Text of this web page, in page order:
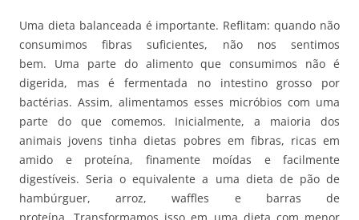
Uma dieta balanceada é importante. Reflitam: quando não
consumimos fibras suficientes, não nos sentimos
bem. Uma parte do alimento que consumimos não é
digerida, mas é fermentada no intestino grosso por
bactérias. Assim, alimentamos esses micróbios com uma
parte do que comemos. Inicialmente, a maioria dos
animais jovens tinha dietas pobres em fibras, ricas em
amido e proteína, finamente moídas e facilmente
digestíveis. Seria o equivalente a uma dieta de pão de
hambúrguer, arroz, waffles e barras de
proteína. Transformamos isso em uma dieta com menor